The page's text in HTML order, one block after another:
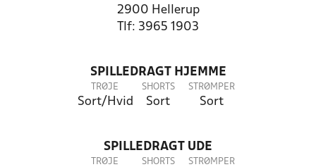
2900 Hellerup
Tlf: 3965 1903
SPILLEDRAGT HJEMME
TRØJE
Sort/Hvid
SHORTS
Sort
STRØMPER
Sort
SPILLEDRAGT UDE
TRØJE SHORTS STRØMPER